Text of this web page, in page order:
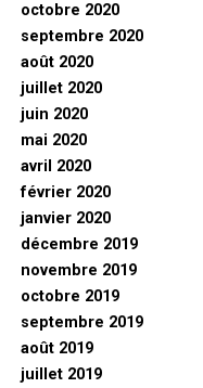
octobre 2020
septembre 2020
août 2020
juillet 2020
juin 2020
mai 2020
avril 2020
février 2020
janvier 2020
décembre 2019
novembre 2019
octobre 2019
septembre 2019
août 2019
juillet 2019